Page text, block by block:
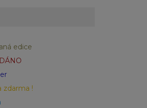
edice
zdarma !